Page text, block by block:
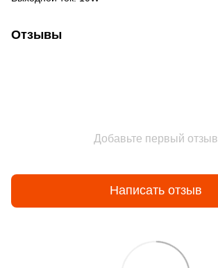
Отзывы
Добавьте первый отзыв
Написать отзыв